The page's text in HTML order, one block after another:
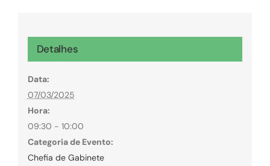
Detalhes
Data:
07/03/2025
Hora:
09:30 - 10:00
Categoria de Evento:
Chefia de Gabinete